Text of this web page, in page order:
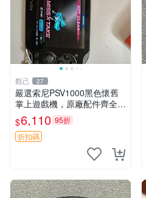
觀己 27
嚴選索尼PSV1000黑色懷舊
掌上遊戲機，原廠配件齊全
新手舊手皆可入手 懷舊遊戲
PlayStation Vita 測試無誤 電
腦連接直通遊玩 PSV
$6,110 95折
折扣碼